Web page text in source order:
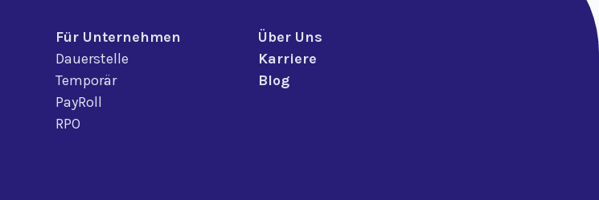
Für Unternehmen
Dauerstelle
Temporär
PayRoll
RPO
Über Uns
Karriere
Blog